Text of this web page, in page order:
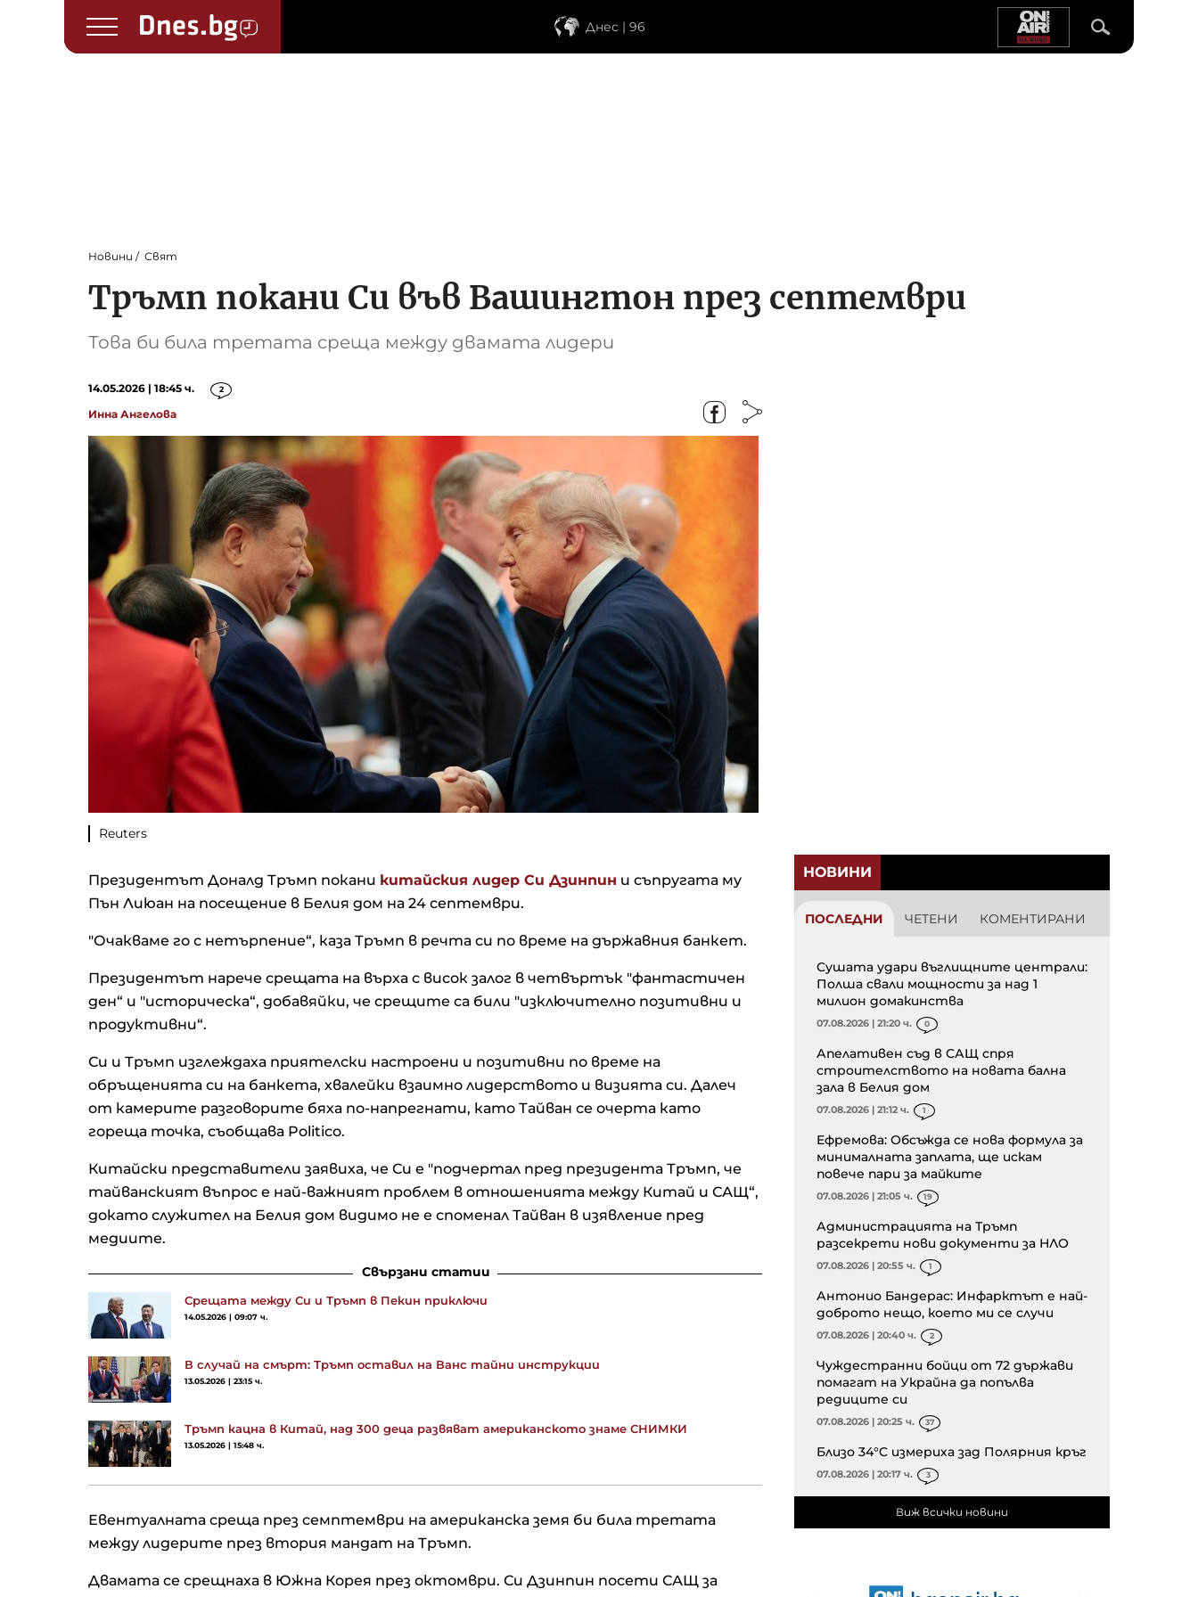
Днес | 96
Новини Свят
Тръмп покани Си във Вашингтон през септември
Това би била третата среща между двамата лидери
14.05.2026 | 18:45 ч. 2
Инна Ангелова
Reuters
Президентът Доналд Тръмп покани китайския лидер Си Дзинпин и съпругата му
Пън Лиюан на посещение в Белия дом на 24 септември.
"Очакваме го с нетърпение“, каза Тръмп в речта си по време на държавния банкет.
Президентът нарече срещата на върха с висок залог в четвъртък "фантастичен
ден“ и "историческа“, добавяйки, че срещите са били "изключително позитивни и
продуктивни“.
Си и Тръмп изглеждаха приятелски настроени и позитивни по време на
обръщенията си на банкета, хвалейки взаимно лидерството и визията си. Далеч
от камерите разговорите бяха по-напрегнати, като Тайван се очерта като
гореща точка, съобщава Politico.
Китайски представители заявиха, че Си е "подчертал пред президента Тръмп, че
тайванският въпрос е най-важният проблем в отношенията между Китай и САЩ“,
докато служител на Белия дом видимо не е споменал Тайван в изявление пред
медиите.
Свързани статии
Срещата между Си и Тръмп в Пекин приключи
14.05.2026 | 09:07 ч.
В случай на смърт: Тръмп оставил на Ванс тайни инструкции
13.05.2026 | 23:15 ч.
Тръмп кацна в Китай, над 300 деца развяват американското знаме СНИМКИ
13.05.2026 | 15:48 ч.
Евентуалната среща през семптември на американска земя би била третата
между лидерите през втория мандат на Тръмп.
Двамата се срещнаха в Южна Корея през октомври. Си Дзинпин посети САЩ за
НОВИНИ
ПОСЛЕДНИ ЧЕТЕНИ КОМЕНТИРАНИ
Сушата удари въглищните централи:
Полша свали мощности за над 1
милион домакинства
07.08.2026 | 21:20 ч. 0
Апелативен съд в САЩ спря
строителството на новата бална
зала в Белия дом
07.08.2026 | 21:12 ч. 1
Ефремова: Обсъжда се нова формула за
минималната заплата, ще искам
повече пари за майките
07.08.2026 | 21:05 ч. 19
Администрацията на Тръмп
разсекрети нови документи за НЛО
07.08.2026 | 20:55 ч. 1
Антонио Бандерас: Инфарктът е най-
доброто нещо, което ми се случи
07.08.2026 | 20:40 ч. 2
Чуждестранни бойци от 72 държави
помагат на Украйна да попълва
редиците си
07.08.2026 | 20:25 ч. 37
Близо 34°C измериха зад Полярния кръг
07.08.2026 | 20:17 ч. 3
Виж всички новини